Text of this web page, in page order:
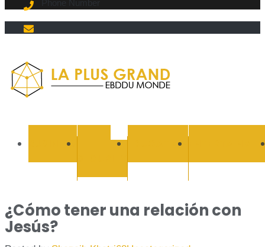
Ebddu
BUSINESS EDUCATION
¿Cómo tener una relación con
Jesús?